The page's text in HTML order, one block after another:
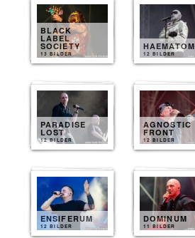
BLACK
LABEL
SOCIETY
13 BILDER
HAEMATOM
12 BILDER
PARADISE
LOST
12 BILDER
AGNOSTIC
FRONT
12 BILDER
ENSIFERUM
12 BILDER
DOMINUM
11 BILDER